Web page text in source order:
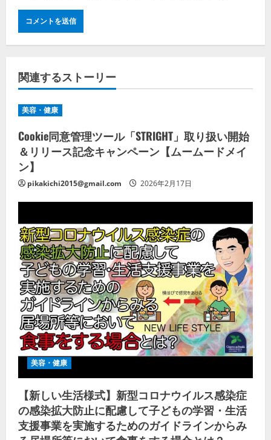
関連するストーリー
美容・健康
Cookie同意管理ツール「STRIGHT」取り扱い開始
＆リリース記念キャンペーン【ムームードメイ
ン】
pikakichi2015@gmail.com 2026年2月17日
美容・健康
【新しい生活様式】新型コロナウイルス感染症
の感染拡大防止に配慮して子どもの学習・生活
支援事業を実施するためのガイドラインからみ